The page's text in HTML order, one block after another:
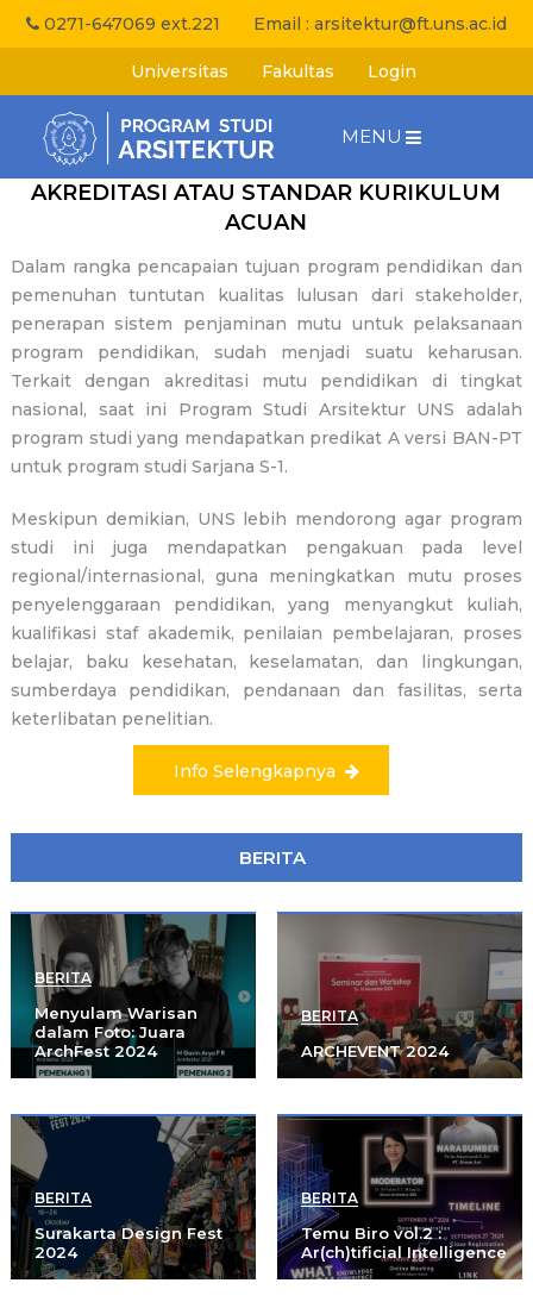
0271-647069 ext.221 Email : arsitektur@ft.uns.ac.id
Universitas Fakultas Login
MENU
AKREDITASI ATAU STANDAR KURIKULUM
ACUAN
Dalam rangka pencapaian tujuan program pendidikan dan
pemenuhan tuntutan kualitas lulusan dari stakeholder,
penerapan sistem penjaminan mutu untuk pelaksanaan
program pendidikan, sudah menjadi suatu keharusan.
Terkait dengan akreditasi mutu pendidikan di tingkat
nasional, saat ini Program Studi Arsitektur UNS adalah
program studi yang mendapatkan predikat A versi BAN-PT
untuk program studi Sarjana S-1.
Meskipun demikian, UNS lebih mendorong agar program
studi ini juga mendapatkan pengakuan pada level
regional/internasional, guna meningkatkan mutu proses
penyelenggaraan pendidikan, yang menyangkut kuliah,
kualifikasi staf akademik, penilaian pembelajaran, proses
belajar, baku kesehatan, keselamatan, dan lingkungan,
sumberdaya pendidikan, pendanaan dan fasilitas, serta
keterlibatan penelitian.
Info Selengkapnya
BERITA
BERITA
Menyulam Warisan
dalam Foto: Juara
ArchFest 2024
BERITA
ARCHEVENT 2024
BERITA
Surakarta Design Fest
2024
BERITA
Temu Biro vol.2 :
Ar(ch)tificial Intelligence